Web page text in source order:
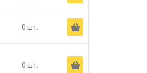
0 шт. Ä
0 шт. Ä